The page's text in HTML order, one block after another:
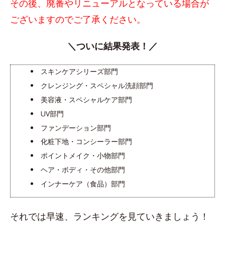
その後、廃番やリニューアルとなっている場合が
ございますのでご了承ください。
＼ついに結果発表！／
スキンケアシリーズ部門
クレンジング・スペシャル洗顔部門
美容液・スペシャルケア部門
UV部門
ファンデーション部門
化粧下地・コンシーラー部門
ポイントメイク・小物部門
ヘア・ボディ・その他部門
インナーケア（食品）部門
それでは早速、ランキングを見ていきましょう！